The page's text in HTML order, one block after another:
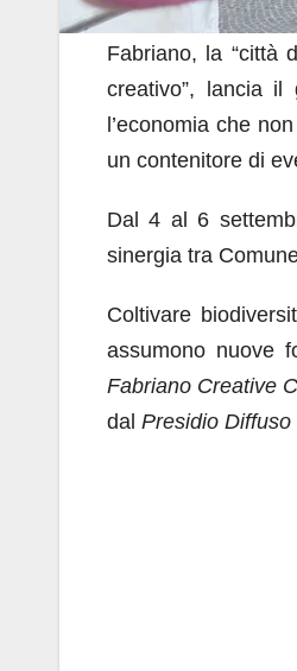
Fabriano, la “città
creativo”, lancia
l’economia che
un contenitore di
Dal 4 al 6
sinergia tra
Coltivare
assumono nuove
Fabriano Creative
dal Presidio Diffuso